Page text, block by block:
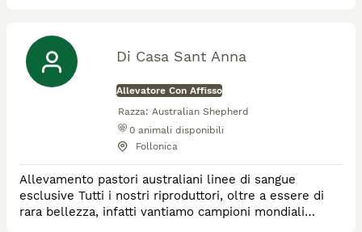
Di Casa Sant Anna
Allevatore Con Affisso
Razza: Australian Shepherd
0 animali disponibili
Follonica
Allevamento pastori australiani linee di sangue
esclusive Tutti i nostri riproduttori, oltre a essere di
rara bellezza, infatti vantiamo campioni mondiali